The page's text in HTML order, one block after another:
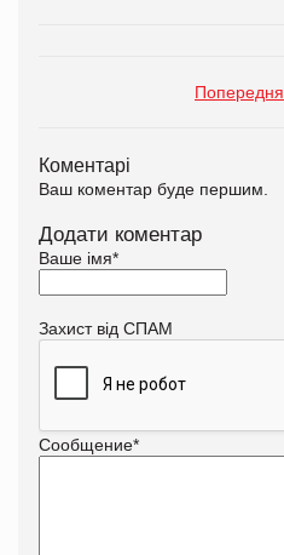
Попередня
Коментарі
Ваш коментар буде першим.
Додати коментар
Ваше імя*
Захист від СПАМ
Сообщение*